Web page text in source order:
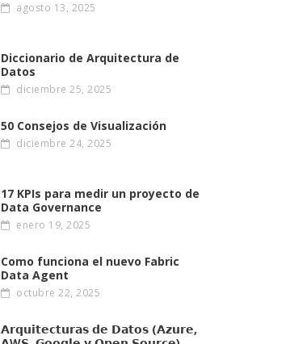
agosto 13, 2025
Diccionario de Arquitectura de
Datos
diciembre 25, 2025
50 Consejos de Visualización
diciembre 24, 2025
17 KPIs para medir un proyecto de
Data Governance
enero 19, 2025
Como funciona el nuevo Fabric
Data Agent
octubre 22, 2025
𝗔𝗿𝗾𝘂𝗶𝘁𝗲𝗰𝘁𝘂𝗿𝗮𝘀 𝗱𝗲 𝗗𝗮𝘁𝗼𝘀 (𝗔𝘇𝘂𝗿𝗲,